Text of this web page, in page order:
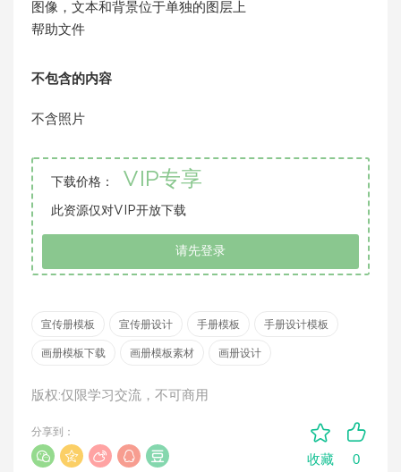
图像，文本和背景位于单独的图层上
帮助文件
不包含的内容
不含照片
下载价格： VIP专享
此资源仅对VIP开放下载
请先登录
宣传册模板 宣传册设计 手册模板 手册设计模板
画册模板下载 画册模板素材 画册设计
版权:仅限学习交流，不可商用
收藏 0
分享到：